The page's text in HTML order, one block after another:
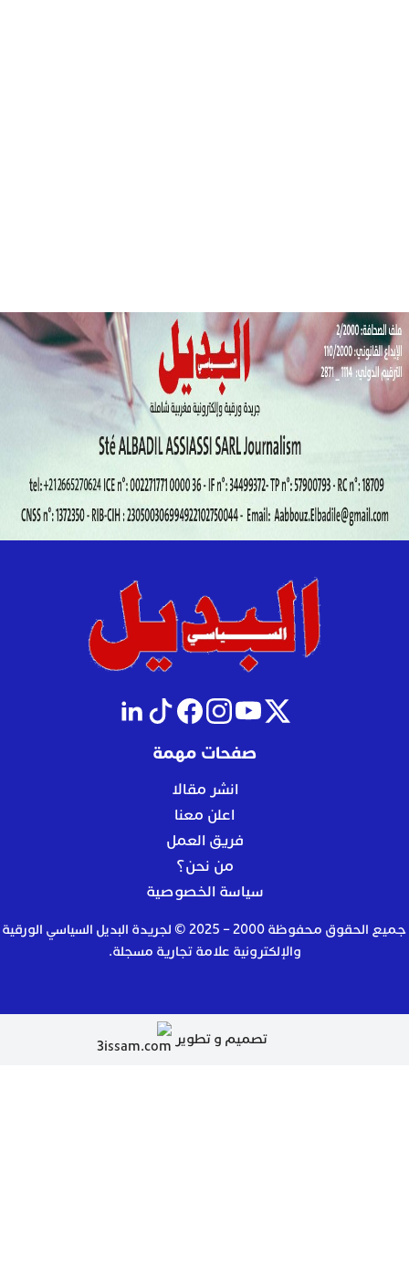
صفحات مهمة
انشر مقالا
اعلن معنا
فريق العمل
من نحن؟
سياسة الخصوصية
جميع الحقوق محفوظة 2000 – 2025 © لجريدة البديل السياسي الورقية
والإلكترونية علامة تجارية مسجلة.
تصميم و تطوير